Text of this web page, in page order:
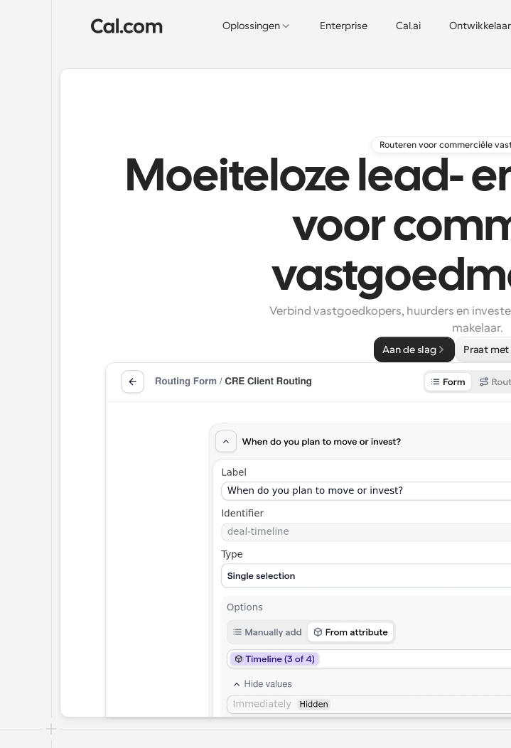
Oplossingen Enterprise Cal.ai Ontwikkelaar
Routeren voor commerciële
Moeiteloze lead-
voor
Verbind vastgoedkopers, huurders en
makelaar.
Aan de slag Praat